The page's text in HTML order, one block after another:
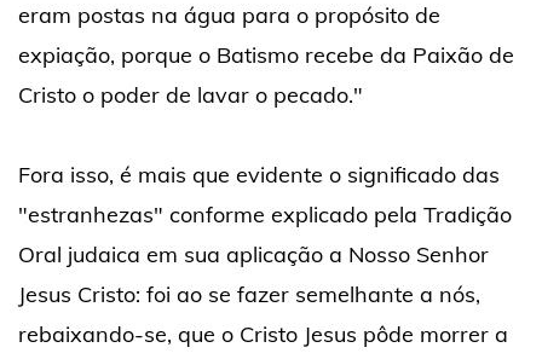
eram postas na água para o propósito de
expiação, porque o Batismo recebe da Paixão de
Cristo o poder de lavar o pecado."
Fora isso, é mais que evidente o significado das
"estranhezas" conforme explicado pela Tradição
Oral judaica em sua aplicação a Nosso Senhor
Jesus Cristo: foi ao se fazer semelhante a nós,
rebaixando-se, que o Cristo Jesus pôde morrer a